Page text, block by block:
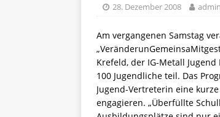
28. Dezember 2008 admin
Am vergangenen Samstag
Krefeld, der IG-Metall
100 Jugendliche teil. Das
Jugend-Vertreterin eine
engagieren. „Überfüllte